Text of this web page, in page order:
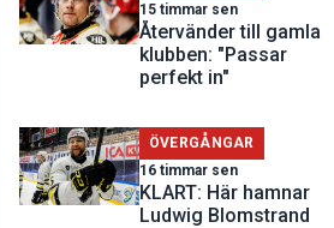
15 timmar sen
Återvänder till gamla
klubben: "Passar
perfekt in"
ÖVERGÅNGAR
16 timmar sen
KLART: Här hamnar
Ludwig Blomstrand